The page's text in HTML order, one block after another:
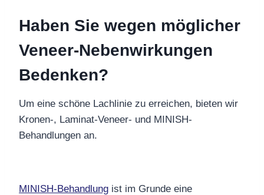
Haben Sie wegen möglicher
Veneer-Nebenwirkungen
Bedenken?
Um eine schöne Lachlinie zu erreichen, bieten wir
Kronen-, Laminat-Veneer- und MINISH-
Behandlungen an.
MINISH-Behandlung ist im Grunde eine